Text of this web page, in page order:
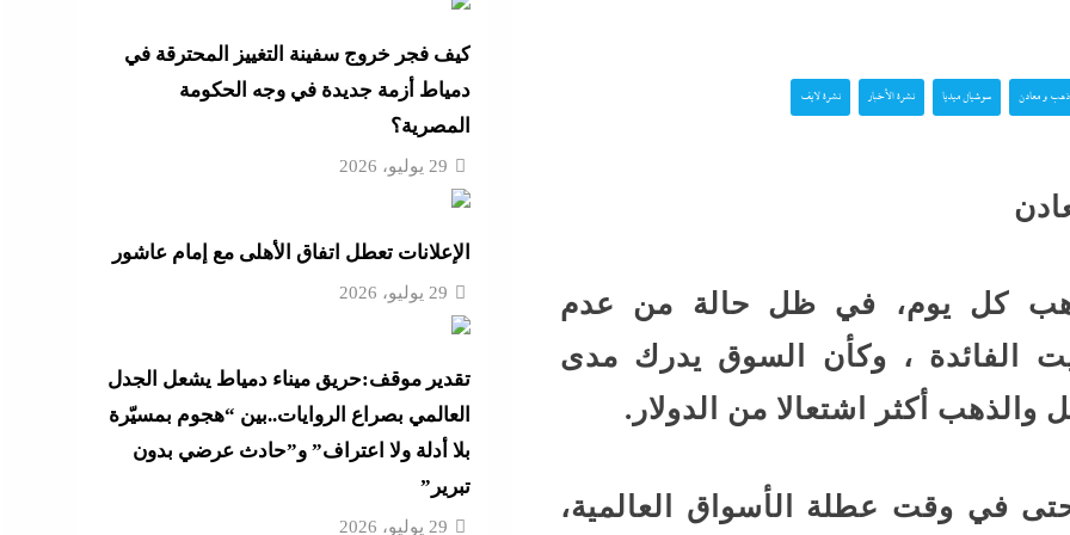
غنائم
مليار...
الجانية:
هل اشتعل فتيل الحرب
العالمية؟..هجوم أوكراني على
ذهب و معادن سوشيال ميديا نشرة الأخبار نشرة لايف
كل يوم، في ظل حالة من عدم
الفائدة ، وكأن السوق يدرك مدى
والذهب أكثر اشتعالا من الدولار.
في وقت عطلة الأسواق العالمية،
كيف فجر خروج سفينة التغييز المحترقة في
دمياط أزمة جديدة في وجه الحكومة
المصرية؟
29 يوليو، 2026
الإعلانات تعطل اتفاق الأهلى مع إمام عاشور
29 يوليو، 2026
تقدير موقف:حريق ميناء دمياط يشعل الجدل
العالمي بصراع الروايات..بين “هجوم بمسيّرة
بلا أدلة ولا اعتراف” و”حادث عرضي بدون
تبرير”
29 يوليو، 2026